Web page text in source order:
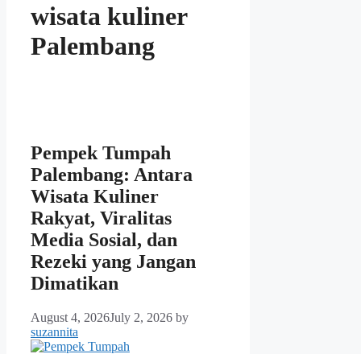
wisata kuliner
Palembang
Pempek Tumpah
Palembang: Antara
Wisata Kuliner
Rakyat, Viralitas
Media Sosial, dan
Rezeki yang Jangan
Dimatikan
August 4, 2026July 2, 2026 by
suzannita